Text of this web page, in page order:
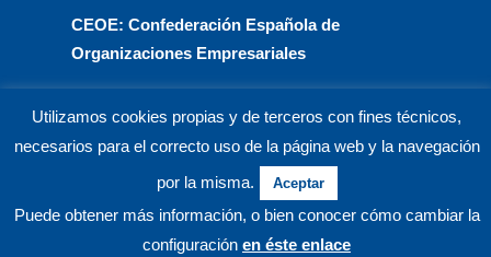
CEOE: Confederación Española de
Organizaciones Empresariales
y Mediana Empresa
CEA: Confederación de Empresarios de Andalucía
© CECO Confederación de Empresarios de Córdoba.
Utilizamos cookies propias y de terceros con fines técnicos,
necesarios para el correcto uso de la página web y la navegación
por la misma.
Aceptar
Puede obtener más información, o bien conocer cómo cambiar la
configuración en éste enlace